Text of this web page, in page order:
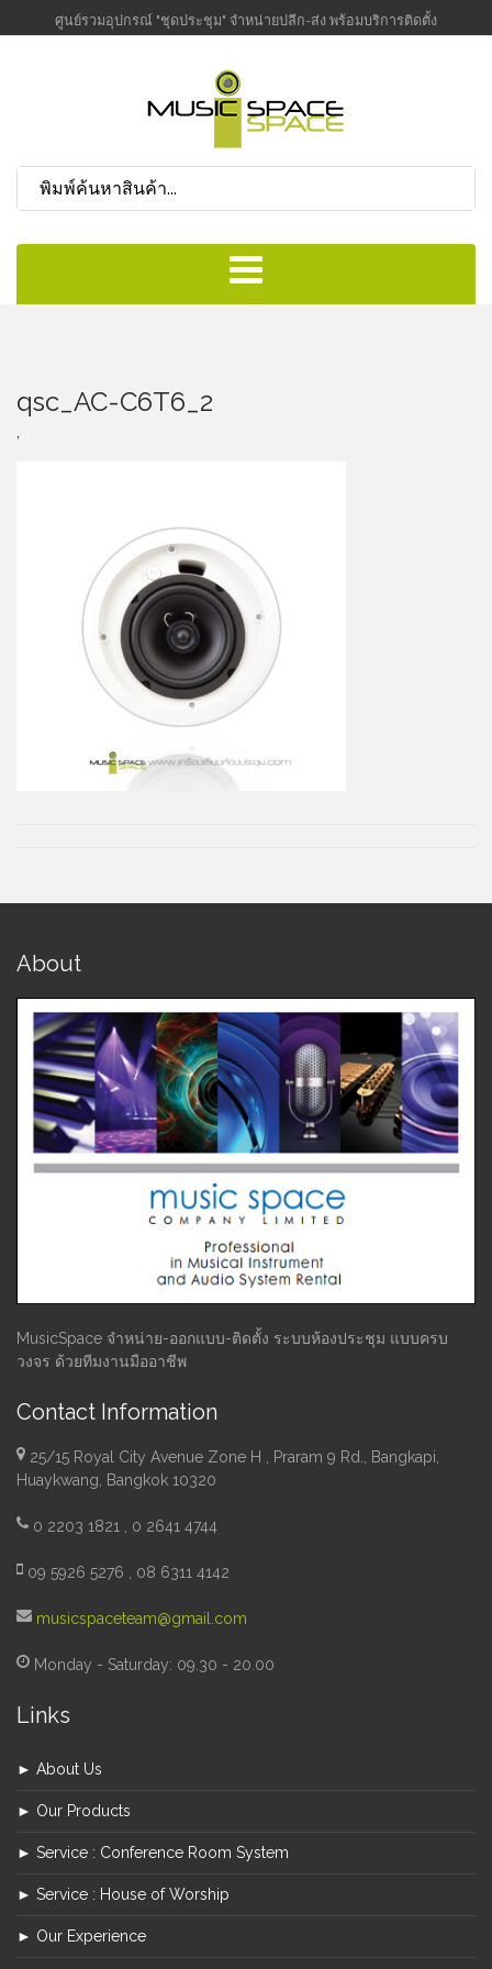
ศูนย์รวมอุปกรณ์ "ชุดประชุม" จำหน่ายปลีก-ส่ง พร้อมบริการติดตั้ง
qsc_AC-C6T6_2
About
MusicSpace จำหน่าย-ออกแบบ-ติดตั้ง ระบบห้องประชุม แบบครบ
วงจร ด้วยทีมงานมืออาชีพ
Contact Information
25/15 Royal City Avenue Zone H , Praram 9 Rd., Bangkapi,
Huaykwang, Bangkok 10320
0 2203 1821 , 0 2641 4744
09 5926 5276 , 08 6311 4142
musicspaceteam@gmail.com
Monday - Saturday: 09.30 - 20.00
Links
► About Us
► Our Products
► Service : Conference Room System
► Service : House of Worship
► Our Experience